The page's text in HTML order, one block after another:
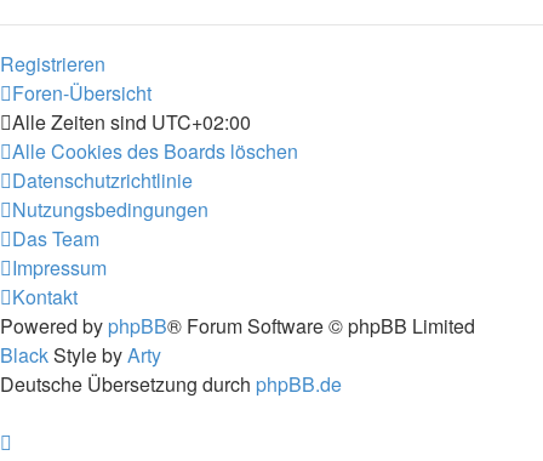
Registrieren
Foren-Übersicht
Alle Zeiten sind UTC+02:00
Alle Cookies des Boards löschen
Datenschutzrichtlinie
Nutzungsbedingungen
Das Team
Impressum
Kontakt
Powered by phpBB® Forum Software © phpBB Limited
BlackStyle byArty
Deutsche Übersetzung durch phpBB.de